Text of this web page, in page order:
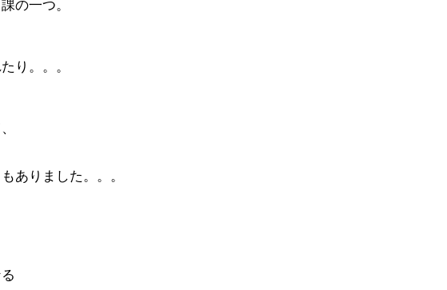
の一つ。
り。。。
ありました。。。